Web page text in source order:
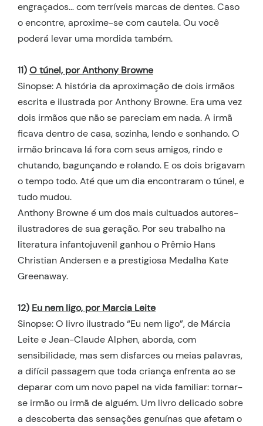
engraçados… com terríveis marcas de dentes. Caso
o encontre, aproxime-se com cautela. Ou você
poderá levar uma mordida também.
11)O túnel, por Anthony Browne
Sinopse: A história da aproximação de dois irmãos
escrita e ilustrada por Anthony Browne. Era uma vez
dois irmãos que não se pareciam em nada. A irmã
ficava dentro de casa, sozinha, lendo e sonhando. O
irmão brincava lá fora com seus amigos, rindo e
chutando, bagunçando e rolando. E os dois brigavam
o tempo todo. Até que um dia encontraram o túnel, e
tudo mudou.
Anthony Browne é um dos mais cultuados autores-
ilustradores de sua geração. Por seu trabalho na
literatura infantojuvenil ganhou o Prêmio Hans
Christian Andersen e a prestigiosa Medalha Kate
Greenaway.
12) Eu nem ligo, por Marcia Leite
Sinopse: O livro ilustrado “Eu nem ligo”, de Márcia
Leite e Jean-Claude Alphen, aborda, com
sensibilidade, mas sem disfarces ou meias palavras,
a difícil passagem que toda criança enfrenta ao se
deparar com um novo papel na vida familiar: tornar-
se irmão ou irmã de alguém. Um livro delicado sobre
a descoberta das sensações genuínas que afetam o